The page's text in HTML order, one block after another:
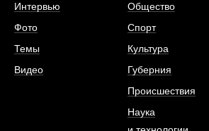
Интервью
Фото
Темы
Видео
Общество
Спорт
Культура
Губерния
Происшествия
Наука